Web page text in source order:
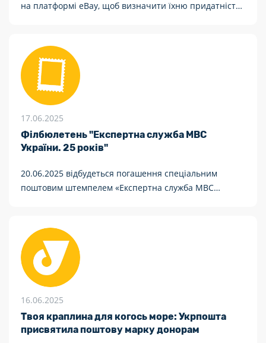
на платформі eBay, щоб визначити їхню придатність
17.06.2025
Філбюлетень "Експертна служба МВС
України. 25 років"
20.06.2025 відбудеться погашення спеціальним
поштовим штемпелем «Експертна служба МВС
16.06.2025
Твоя краплина для когось море: Укрпошта
присвятила поштову марку донорам